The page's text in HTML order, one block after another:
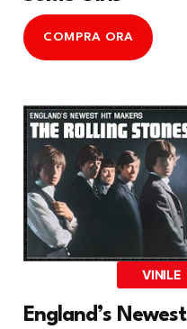
COMPRA ORA
VINILE
England’s Newest